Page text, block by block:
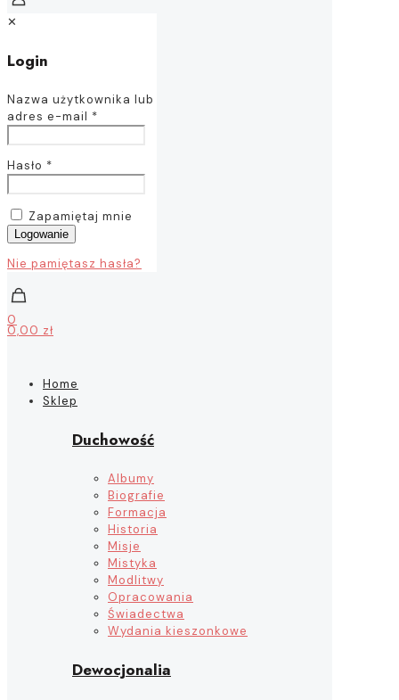
✕
Login
Nazwa użytkownika lub
adres e-mail *
Hasło *
Zapamiętaj mnie
Logowanie
Nie pamiętasz hasła?
0
0,00 zł
Home
Sklep
Duchowość
Albumy
Biografie
Formacja
Historia
Misje
Mistyka
Modlitwy
Opracowania
Świadectwa
Wydania kieszonkowe
Dewocjonalia